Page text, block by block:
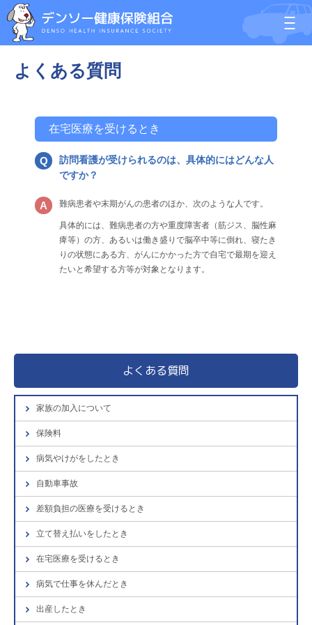
よくある質問
在宅医療を受けるとき
訪問看護が受けられるのは、具体的にはどんな人
ですか？
難病患者や末期がんの患者のほか、次のような人です。
具体的には、難病患者の方や重度障害者（筋ジス、脳性麻
痺等）の方、あるいは働き盛りで脳卒中等に倒れ、寝たき
りの状態にある方、がんにかかった方で自宅で最期を迎え
たいと希望する方等が対象となります。
よくある質問
家族の加入について
保険料
病気やけがをしたとき
自動車事故
差額負担の医療を受けるとき
立て替え払いをしたとき
在宅医療を受けるとき
病気で仕事を休んだとき
出産したとき